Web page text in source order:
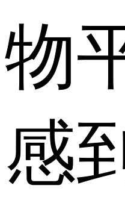
物
感